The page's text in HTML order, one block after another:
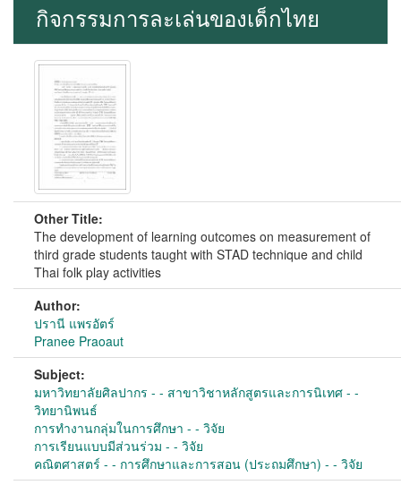
กิจกรรมการละเล่นของเด็กไทย
Other Title:
The development of learning outcomes on measurement of
third grade students taught with STAD technique and child
Thai folk play activities
Author:
ปรานี แพรอัตร์
Pranee Praoaut
Subject:
มหาวิทยาลัยศิลปากร - - สาขาวิชาหลักสูตรและการนิเทศ - -
วิทยานิพนธ์
การทำงานกลุ่มในการศึกษา - - วิจัย
การเรียนแบบมีส่วนร่วม - - วิจัย
คณิตศาสตร์ - - การศึกษาและการสอน (ประถมศึกษา) - - วิจัย